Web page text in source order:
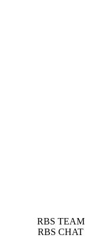
RBS TEAM
RBS CHAT